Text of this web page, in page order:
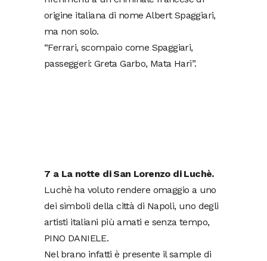
origine italiana di nome Albert Spaggiari,
ma non solo.
“Ferrari, scompaio come Spaggiari,
passeggeri: Greta Garbo, Mata Hari”.
7 a La notte di San Lorenzo di Luchè.
Luchè ha voluto rendere omaggio a uno
dei simboli della città di Napoli, uno degli
artisti italiani più amati e senza tempo,
PINO DANIELE.
Nel brano infatti è presente il sample di